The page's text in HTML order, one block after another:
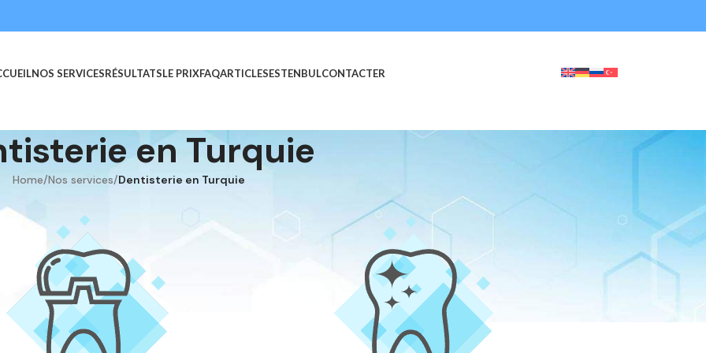
NOS SERVICESRÉSULTATSLE PRIXFAQARTICLESESTENBULCONTACTER
en Turquie
Home/Nos services/Dentisterie en Turquie